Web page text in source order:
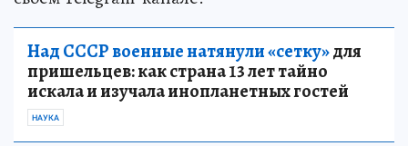
Над СССР военные натянули «сетку»для
пришельцев: как страна 13 лет тайно
искала и изучала инопланетных гостей
НАУКА